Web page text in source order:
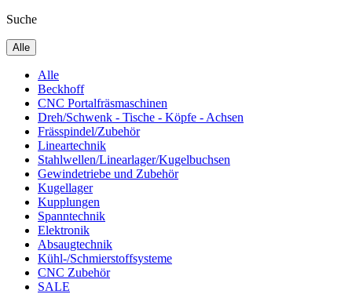
Suche
Alle
Alle
Beckhoff
CNC Portalfräsmaschinen
Dreh/Schwenk - Tische - Köpfe - Achsen
Frässpindel/Zubehör
Lineartechnik
Stahlwellen/Linearlager/Kugelbuchsen
Gewindetriebe und Zubehör
Kugellager
Kupplungen
Spanntechnik
Elektronik
Absaugtechnik
Kühl-/Schmierstoffsysteme
CNC Zubehör
SALE